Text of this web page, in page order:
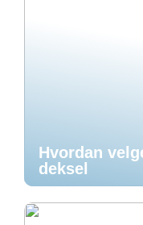
Hvordan
deksel